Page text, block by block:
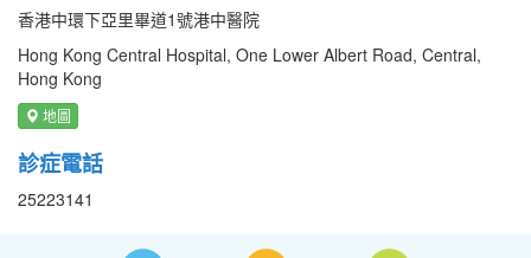
香港中環下亞里畢道1號港中醫院
Hong Kong Central Hospital, One Lower Albert Road, Central,
Hong Kong
地圖
診症電話
25223141